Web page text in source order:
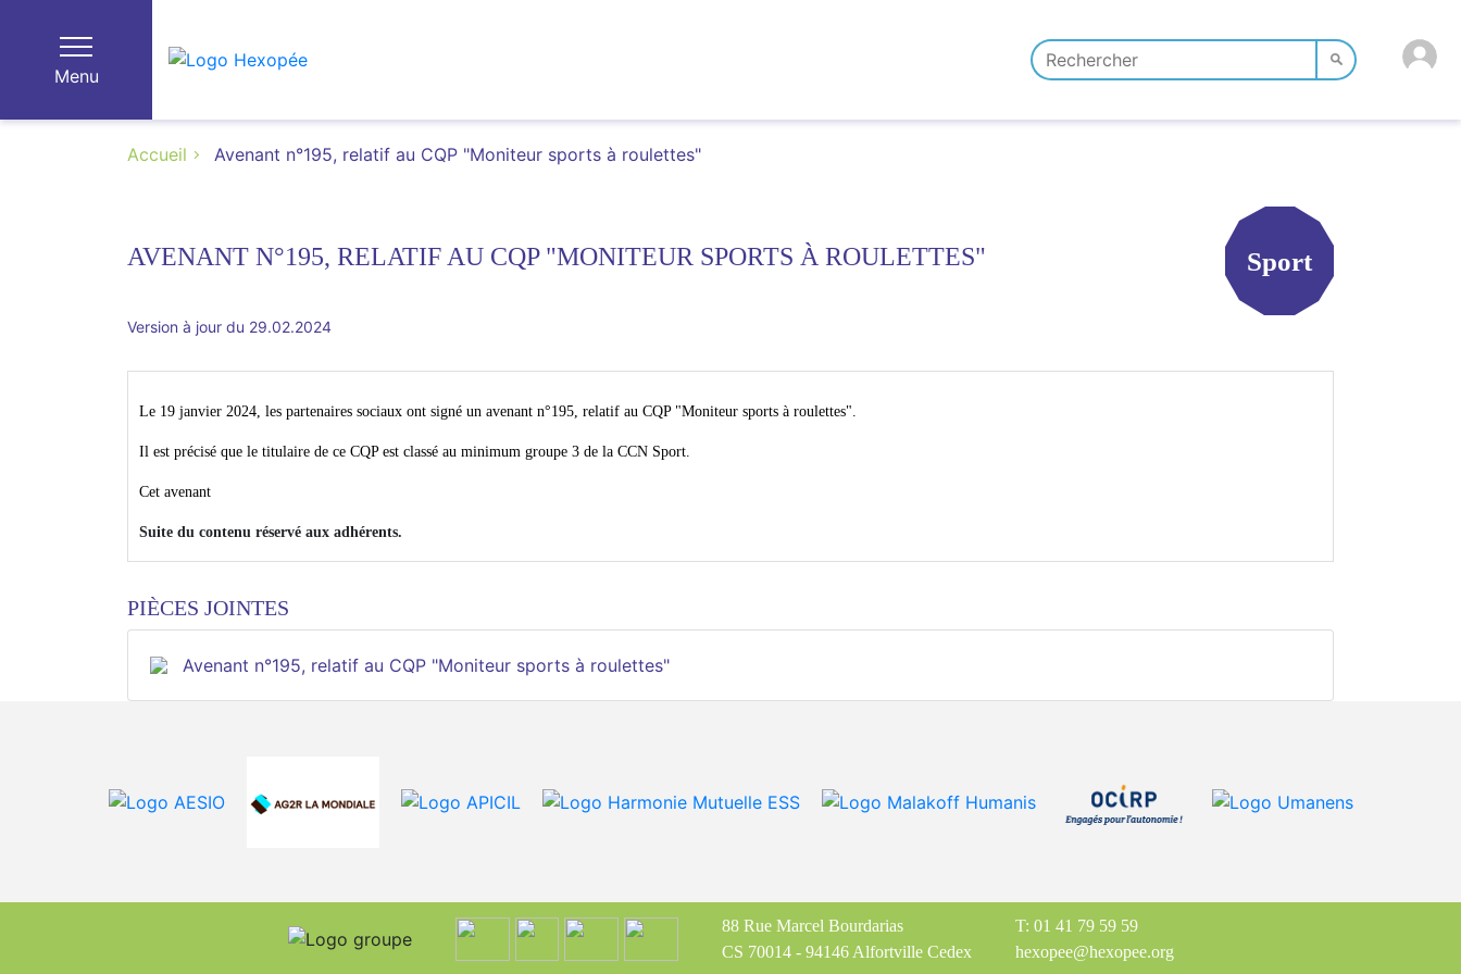
Menu
Accueil Avenant n°195, relatif au CQP "Moniteur sports à roulettes"
AVENANT N°195, RELATIF AU CQP "MONITEUR SPORTS À ROULETTES" Sport
Version à jour du 29.02.2024
Le 19 janvier 2024, les partenaires sociaux ont signé un avenant n°195, relatif au CQP "Moniteur sports à roulettes".
Il est précisé que le titulaire de ce CQP est classé au minimum groupe 3 de la CCN Sport.
Cet avenant
Suite du contenu réservé aux adhérents.
PIÈCES JOINTES
Avenant n°195, relatif au CQP "Moniteur sports à roulettes"
88 Rue Marcel Bourdarias
CS 70014 - 94146 Alfortville Cedex
T: 01 41 79 59 59
hexopee@hexopee.org